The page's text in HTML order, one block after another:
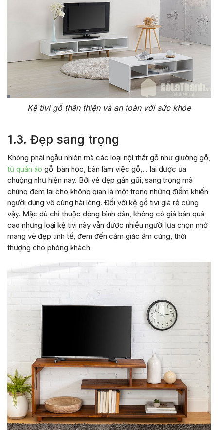
Kệ tivi gỗ thân thiện và an toàn với sức khỏe
1.3. Đẹp sang trọng
Không phải ngẫu nhiên mà các loại nội thất gỗ như giường gỗ,
tủ quần áo gỗ, bàn học, bàn làm việc gỗ,… lai được ưa
chuộng như hiện nay. Bởi vẻ đẹp gần gũi, sang trọng mà
chúng đem lại cho không gian là một trong những điểm khiến
người dùng vô cùng hài lòng. Đối với kệ gỗ tivi giá rẻ cũng
vậy. Mặc dù chỉ thuộc dòng bình dân, không có giá bán quá
cao nhưng loại kệ tivi này vẫn được nhiều người lựa chọn nhờ
mang vẻ đẹp tinh tế, đem đến cảm giác ấm cúng, thời
thượng cho phòng khách.